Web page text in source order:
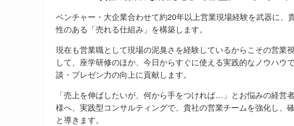
ベンチャー・大企業合わせて約20年以上営業現場経験を武器に、
性のある「売れる仕組み」を構築します。
現在も営業職として現場の泥臭さを経験しているからこその営業
して、座学研修のほか、今日からすぐに使える実践的なノウハウ
談・プレゼン力の向上に貢献します。
「売上を伸ばしたいが、何から手をつければ…」とお悩みの経営
様へ、実践型コンサルティングで、貴社の営業チームを強化し、
と導きます。